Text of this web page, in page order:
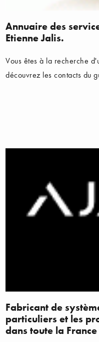
Annuaire des
Etienne Jalis.
Vous êtes à la recherche
découvrez les contacts du
Fabricant de
particuliers et les
dans toute la